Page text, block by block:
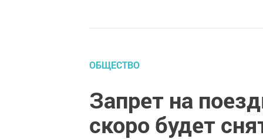
ОБЩЕСТВО
Запрет на
скоро будет